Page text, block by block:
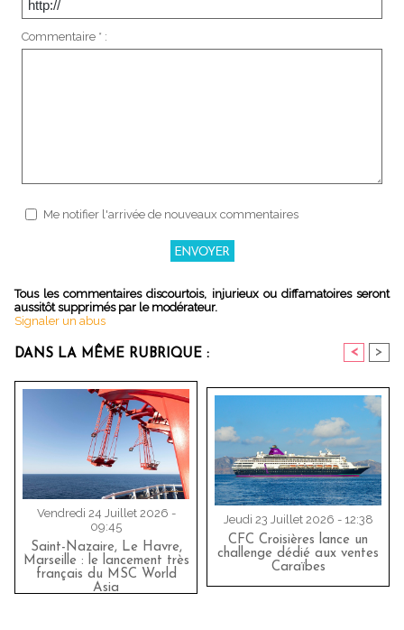
Commentaire * :
Me notifier l'arrivée de nouveaux commentaires
Tous les commentaires discourtois, injurieux ou diffamatoires seront
aussitôt supprimés par le modérateur.
Signaler un abus
DANS LA MÊME RUBRIQUE : < >
Vendredi 24 Juillet 2026 -
09:45
Saint-Nazaire, Le Havre,
Marseille : le lancement très
français du MSC World
Asia
Jeudi 23 Juillet 2026 - 12:38
CFC Croisières lance un
challenge dédié aux ventes
Caraïbes